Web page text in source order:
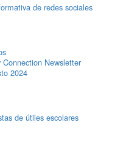
de redes sociales
Newsletter
2024
de útiles escolares